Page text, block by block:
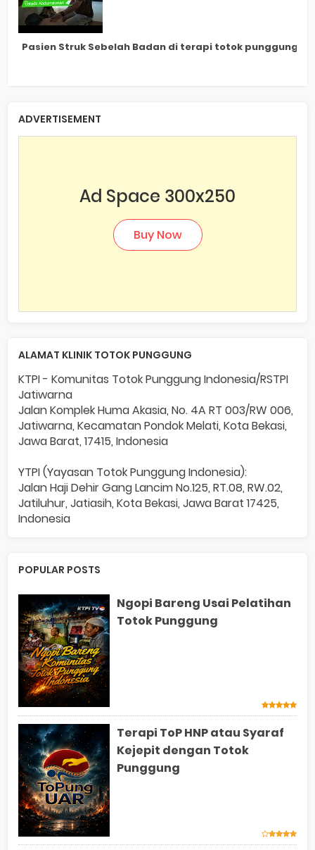
Pasien Struk Sebelah Badan di terapi totok punggung
ADVERTISEMENT
Ad Space 300x250
Buy Now
ALAMAT KLINIK TOTOK PUNGGUNG
KTPI - Komunitas Totok Punggung Indonesia/RSTPI
Jatiwarna
Jalan Komplek Huma Akasia, No. 4A RT 003/RW 006,
Jatiwarna, Kecamatan Pondok Melati, Kota Bekasi,
Jawa Barat, 17415, Indonesia
YTPI (Yayasan Totok Punggung Indonesia):
Jalan Haji Dehir Gang Lancim No.125, RT.08, RW.02,
Jatiluhur, Jatiasih, Kota Bekasi, Jawa Barat 17425,
Indonesia
POPULAR POSTS
Ngopi Bareng Usai Pelatihan
Totok Punggung
Terapi ToP HNP atau Syaraf
Kejepit dengan Totok
Punggung